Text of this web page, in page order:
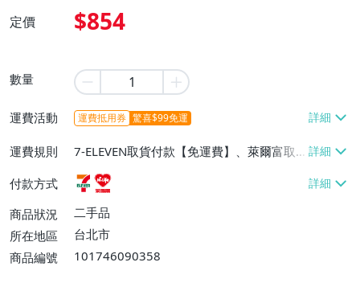
定價 $854
數量
運費活動 運費抵用券 驚喜$99免運
運費規則
7-ELEVEN取貨付款【免運費】、萊爾富取
貨付款【免運費】
付款方式
商品狀況
二手品
所在地區
台北市
商品編號
101746090358